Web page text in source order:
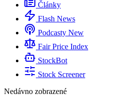
Články
Flash News
Podcasty New
Fair Price Index
StockBot
Stock Screener
Nedávno zobrazené